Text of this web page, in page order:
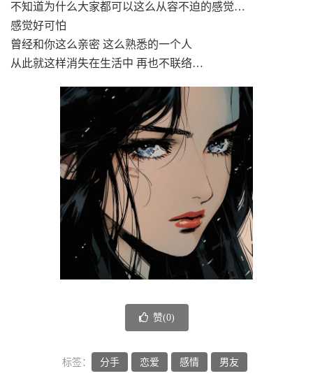
不知道为什么大家都可以这么从容不迫的感觉…
感觉好可怕
曾经和你这么亲密 这么熟悉的一个人
从此就这样消失在生活中 再也不联络…
赞(0)
标签： 分手 恋爱 感情 男友